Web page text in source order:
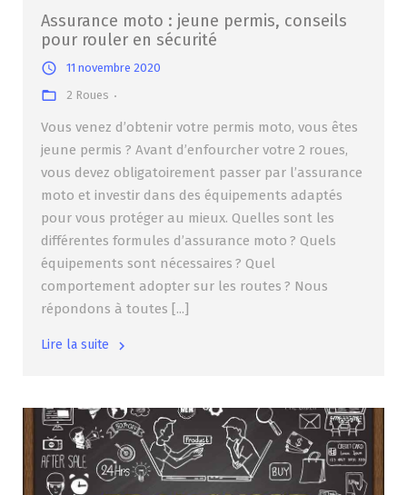
Assurance moto : jeune permis, conseils
pour rouler en sécurité
11 novembre 2020
2 Roues
Vous venez d’obtenir votre permis moto, vous êtes
jeune permis ? Avant d’enfourcher votre 2 roues,
vous devez obligatoirement passer par l’assurance
moto et investir dans des équipements adaptés
pour vous protéger au mieux. Quelles sont les
différentes formules d’assurance moto ? Quels
équipements sont nécessaires ? Quel
comportement adopter sur les routes ? Nous
répondons à toutes [...]
Lire la suite